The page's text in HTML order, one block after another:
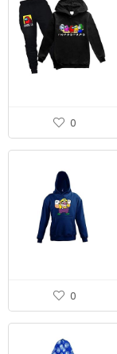
0
0